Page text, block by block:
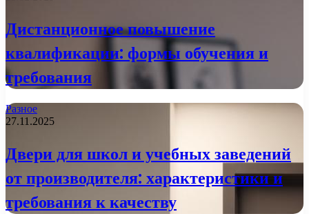
Дистанционное повышение
квалификации: формы обучения и
требования
Разное
27.11.2025
Двери для школ и учебных заведений
от производителя: характеристики и
требования к качеству